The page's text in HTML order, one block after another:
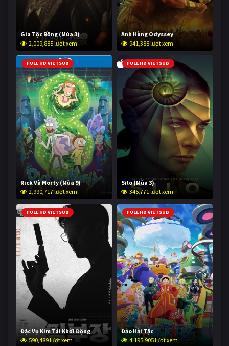
Gia Tộc Rồng (Mùa 3)
2,009,885 lượt xem
Anh Hùng Odyssey
941,388 lượt xem
FULL HD VIETSUB
Rick Và Morty (Mùa 9)
2,990,717 lượt xem
FULL HD VIETSUB
Silo (Mùa 3)
345,771 lượt xem
FULL HD VIETSUB
Đặc Vụ Kim Tái Khởi Động
590,489 lượt xem
FULL HD VIETSUB
Đảo Hải Tặc
4,195,905 lượt xem